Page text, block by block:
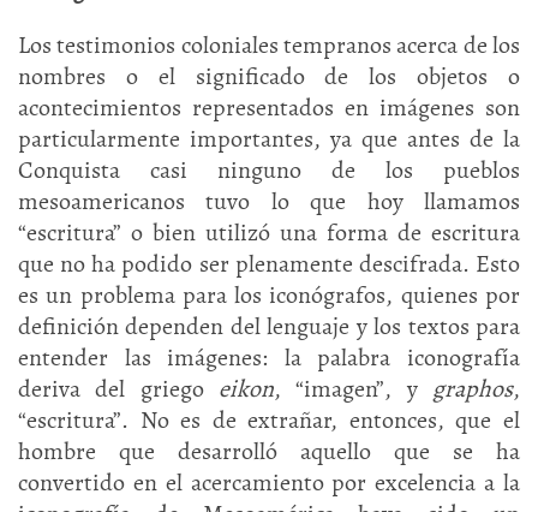
Los testimonios coloniales tempranos acerca de los
nombres o el significado de los objetos o
acontecimientos representados en imágenes son
particularmente importantes, ya que antes de la
Conquista casi ninguno de los pueblos
mesoamericanos tuvo lo que hoy llamamos
“escritura” o bien utilizó una forma de escritura
que no ha podido ser plenamente descifrada. Esto
es un problema para los iconógrafos, quienes por
definición dependen del lenguaje y los textos para
entender las imágenes: la palabra iconografía
deriva del griego eikon, “imagen”, y graphos,
“escritura”. No es de extrañar, entonces, que el
hombre que desarrolló aquello que se ha
convertido en el acercamiento por excelencia a la